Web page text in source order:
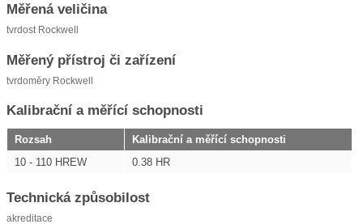
Měřená veličina
tvrdost Rockwell
Měřený přístroj či zařízení
tvrdoměry Rockwell
Kalibrační a měřící schopnosti
Rozsah
Kalibrační a měřící schopnosti
10 - 110 HREW
0.38 HR
Technická způsobilost
akreditace